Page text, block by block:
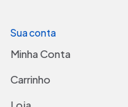
Sua conta
Minha Conta
Carrinho
Loja